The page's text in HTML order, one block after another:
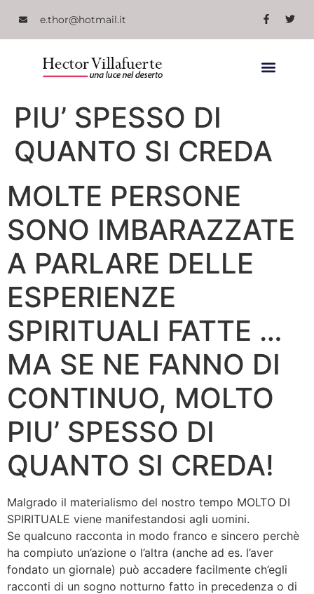
e.thor@hotmail.it
PIU’ SPESSO DI
QUANTO SI CREDA
MOLTE PERSONE
SONO IMBARAZZATE
A PARLARE DELLE
ESPERIENZE
SPIRITUALI FATTE …
MA SE NE FANNO DI
CONTINUO, MOLTO
PIU’ SPESSO DI
QUANTO SI CREDA!
Malgrado il materialismo del nostro tempo MOLTO DI
SPIRITUALE viene manifestandosi agli uomini.
Se qualcuno racconta in modo franco e sincero perchè
ha compiuto un’azione o l’altra (anche ad es. l’aver
fondato un giornale) può accadere facilmente ch’egli
racconti di un sogno notturno fatto in precedenza o di